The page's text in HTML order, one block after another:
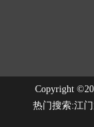
Copyright
热门搜索:江